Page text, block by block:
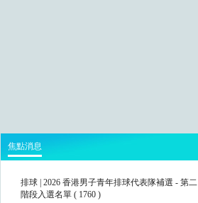
焦點消息
排球 | 2026 香港男子青年排球代表隊補選 - 第二
階段入選名單 ( 1760 )